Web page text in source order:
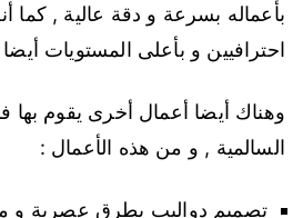
بأعماله بسرعة و دقة عالية , كما
احترافيين و بأعلى المستويات
وهناك أيضا أعمال أخرى يقوم بها
السالمية , و من هذه الأعمال :
تصميم دواليب بطرق عصرية و